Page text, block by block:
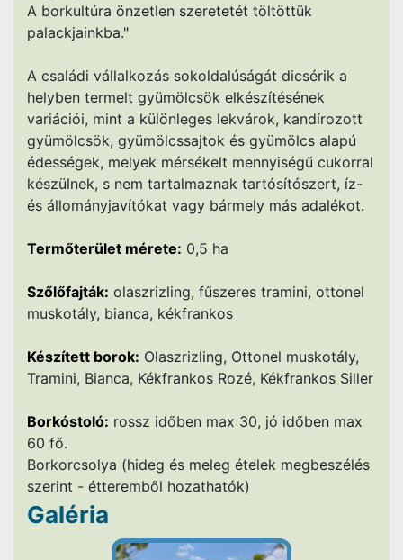
A borkultúra önzetlen szeretetét töltöttük
palackjainkba."
A családi vállalkozás sokoldalúságát dicsérik a
helyben termelt gyümölcsök elkészítésének
variációi, mint a különleges lekvárok, kandírozott
gyümölcsök, gyümölcssajtok és gyümölcs alapú
édességek, melyek mérsékelt mennyiségű cukorral
készülnek, s nem tartalmaznak tartósítószert, íz-
és állományjavítókat vagy bármely más adalékot.
Termőterület mérete: 0,5 ha
Szőlőfajták: olaszrizling, fűszeres tramini, ottonel
muskotály, bianca, kékfrankos
Készített borok: Olaszrizling, Ottonel muskotály,
Tramini, Bianca, Kékfrankos Rozé, Kékfrankos Siller
Borkóstoló: rossz időben max 30, jó időben max
60 fő.
Borkorcsolya (hideg és meleg ételek megbeszélés
szerint - étteremből hozathatók)
Galéria